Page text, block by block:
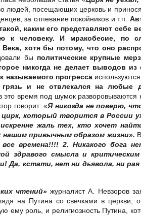
людей, посещающих церковь и
за отпевание покойников и т.п.
каким его представляют себе
к человеку. И мракобесие, по
хотя бы потому, что оно
бы политические крупные
никогда не делает выводов
называемого прогрессаиспользуются
и не отвлекался на любые
время под шумок разворовываются
говорит: «Я никогда не поверю,
который творится в России
жаль тех, кто хочет
нашим привычным образом жизни».
времена!!!! 2. Никакого бога
здравого смысла и
Да, кстати, нет ни дьявола, ни
чтений»журналист А. Невзоров
на Путина со свечками в церкви,
ему роль, и религиозность Путина,